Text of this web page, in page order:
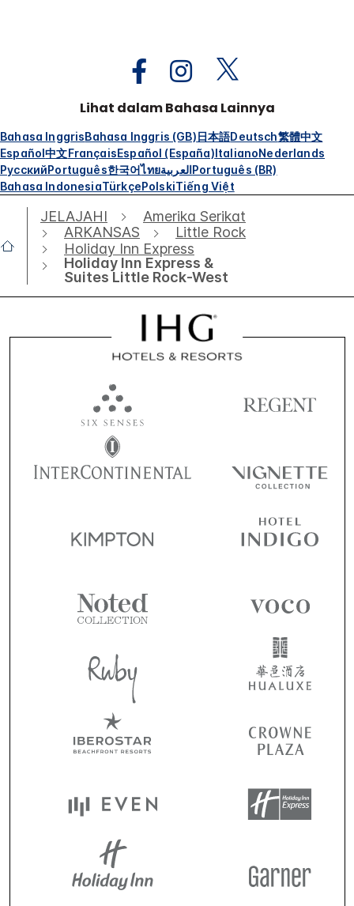
Lihat dalam Bahasa Lainnya
Bahasa InggrisBahasa Inggris (GB)日本語Deutsch繁體中文
Español中文FrançaisEspañol (España)ItalianoNederlands
РусскийPortuguês한국어ไทยالعربيةPortuguês (BR)
Bahasa IndonesiaTürkçePolskiTiếng Việt
JELAJAHI
Amerika Serikat
ARKANSAS
Little Rock
Holiday Inn Express
Holiday Inn Express &
Suites Little Rock-West